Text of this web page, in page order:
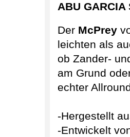
ABU GARCIA
Der McPrey
leichten als
ob Zander-
am Grund
echter
-Hergestellt
-Entwickelt